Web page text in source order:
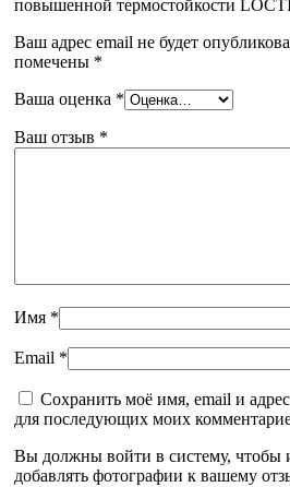
повышенной термостойкости
Ваш адрес email не будет
помечены *
Ваша оценка *
Ваш отзыв *
Имя *
Email *
Сохранить моё имя, email и адрес
для последующих моих
Вы должны войти в систему, чтобы
добавлять фотографии к вашему